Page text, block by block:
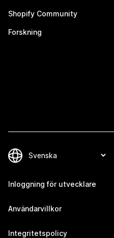
Shopify Community
Forskning
Inloggning för utvecklare
Användarvillkor
Integritetspolicy